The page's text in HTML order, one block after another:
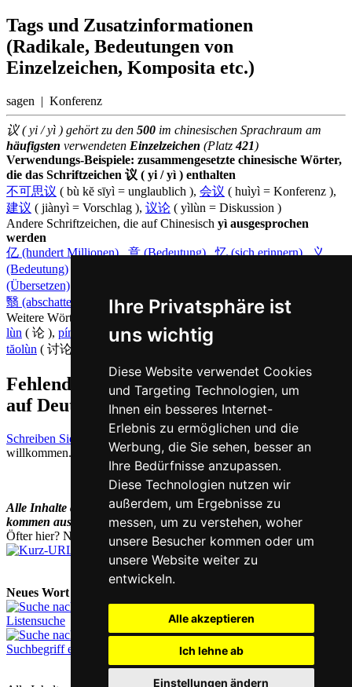
Ihre Privatsphäre ist
uns wichtig
Diese Website verwendet Cookies
und Targeting Technologien, um
Ihnen ein besseres Internet-
Erlebnis zu ermöglichen und die
Werbung, die Sie sehen, besser an
Ihre Bedürfnisse anzupassen.
Diese Technologien nutzen wir
außerdem, um Ergebnisse zu
messen, um zu verstehen, woher
unsere Besucher kommen oder um
unsere Website weiter zu
entwickeln.
Alle akzeptieren
Ich lehne ab
Einstellungen ändern
Tags und Zusatzinformationen
(Radikale, Bedeutungen von
Einzelzeichen, Komposita etc.)
sagen | Konferenz
议 ( yi / yì ) gehört zu den 500 im chinesischen Sprachraum am
häufigsten verwendeten Einzelzeichen (Platz421)
Verwendungs-Beispiele: zusammengesetzte chinesische Wörter,
die das Schriftzeichen 议 ( yi / yì ) enthalten
不可思议 ( bù kĕ sīyì = unglaublich ), 会议 ( huìyì = Konferenz ),
建议 ( jiànyì = Vorschlag ), 议论 ( yìlùn = Diskussion )
Andere Schriftzeichen, die auf Chinesisch yì ausgesprochen
werden
亿 (hundert Millionen), 意 (Bedeutung), 忆 (sich erinnern), 义
(Bedeutung)
(Übersetzen)
翳 (abschatten)
疫 (Pest)
Weitere Wörter, die ebenfalls diskutieren auf Chinesisch
lùn ( 论 ), píng ( 评 ), shāng ( 商 ), shāngliang
tăolùn ( 讨论 )
Fehlende oder falsche Übersetzung für yi
auf Deutsch melden
Schreiben Sie uns!
Ihr Feedback und konstruktive Kritik sind stets
willkommen.
Alle Inhalte dieses Wörterbuchs (und künftig noch mehr)
kommen aus dem
Chinesisch-VokabeltrainerHan Trainer Pro.
Öfter hier? Nutzen Sie unsereKurz-URL chi.nesis.ch
Neues Wort nachschlagen:
Listensuche
Suchbegriff eingeben